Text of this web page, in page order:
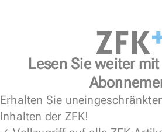
Lesen Sie weiter
Erhalten Sie
Inhalten der ZFK!